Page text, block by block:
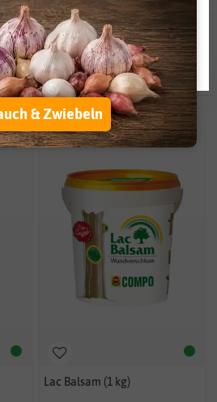
Baumpflege
Lac Balsam (1 kg)
Alle ablehnen
akzeptieren
& Zwiebeln